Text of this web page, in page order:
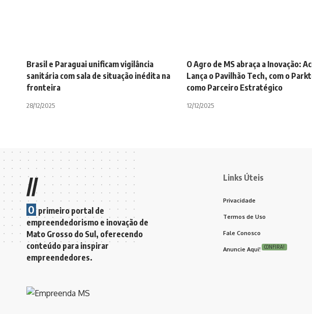
Brasil e Paraguai unificam vigilância
sanitária com sala de situação inédita na
fronteira
28/12/2025
O Agro de MS abraça a Inovação:
Lança o Pavilhão Tech, com o
como Parceiro Estratégico
12/12/2025
//
O primeiro portal de
empreendedorismo e inovação de
Mato Grosso do Sul, oferecendo
conteúdo para inspirar
empreendedores.
Links Úteis
Privacidade
Termos de Uso
Fale Conosco
Anuncie Aqui! CONFIRA!